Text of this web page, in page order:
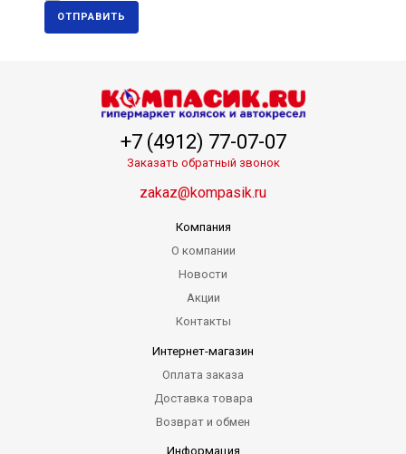
ОТПРАВИТЬ
+7 (4912) 77-07-07
Заказать обратный звонок
zakaz@kompasik.ru
Компания
О компании
Новости
Акции
Контакты
Интернет-магазин
Оплата заказа
Доставка товара
Возврат и обмен
Информация